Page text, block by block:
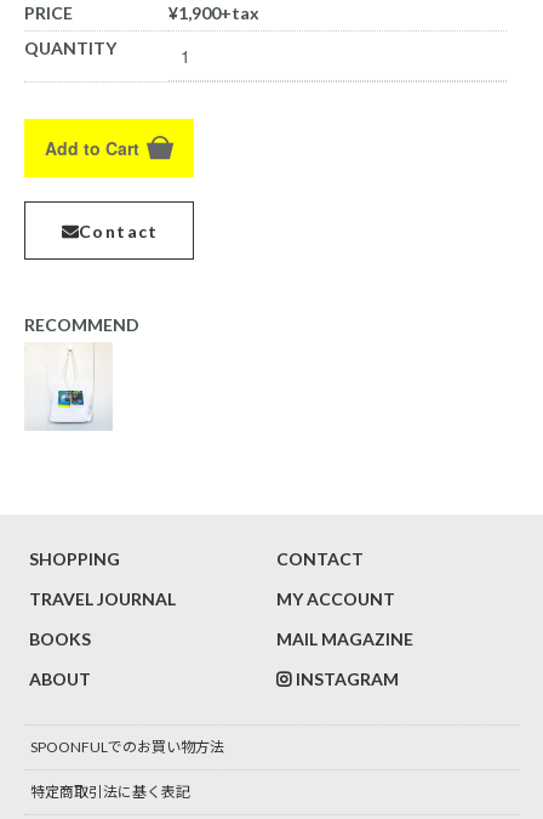
PRICE
¥1,900+tax
QUANTITY
Add to Cart
Contact
RECOMMEND
SHOPPING
TRAVEL JOURNAL
BOOKS
ABOUT
CONTACT
MY ACCOUNT
MAIL MAGAZINE
INSTAGRAM
SPOONFULでのお買い物方法
特定商取引法に基く表記